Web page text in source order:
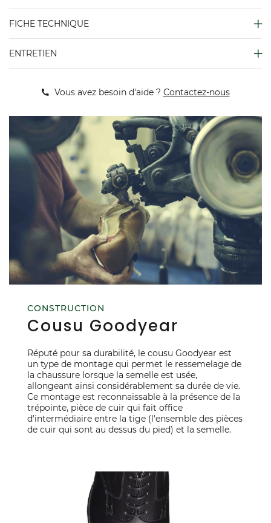
FICHE TECHNIQUE
ENTRETIEN
Vous avez besoin d'aide ? Contactez-nous
CONSTRUCTION
Cousu Goodyear
Réputé pour sa durabilité, le cousu Goodyear est
un type de montage qui permet le ressemelage de
la chaussure lorsque la semelle est usée,
allongeant ainsi considérablement sa durée de vie.
Ce montage est reconnaissable à la présence de la
trépointe, pièce de cuir qui fait office
d'intermédiaire entre la tige (l'ensemble des pièces
de cuir qui sont au dessus du pied) et la semelle.